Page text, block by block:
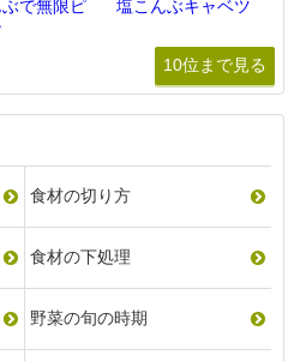
で無限ピ
塩こんぶキャベツ
10位まで見る
食材の切り方
食材の下処理
野菜の旬の時期